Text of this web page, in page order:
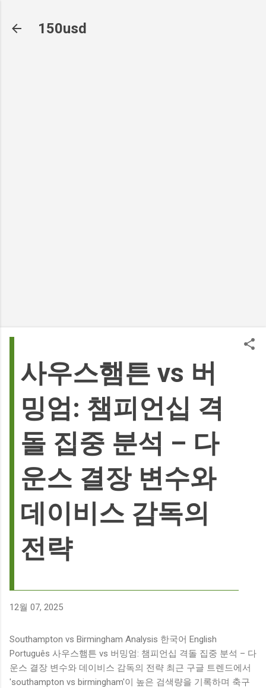
150usd
사우스햄튼 vs 버
밍엄: 챔피언십 격
돌 집중 분석 – 다
운스 결장 변수와
데이비스 감독의
전략
12월 07, 2025
Southampton vs Birmingham Analysis 한국어 English
Português 사우스햄튼 vs 버밍엄: 챔피언십 격돌 집중 분석 – 다
운스 결장 변수와 데이비스 감독의 전략 최근 구글 트렌드에서
'southampton vs birmingham'이 높은 검색량을 기록하며 축구